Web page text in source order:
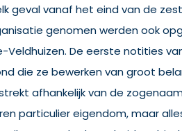
geval vanaf het eind van de
genomen werden ook
Veldhuizen. De eerste notities
die ze bewerken van groot
afhankelijk van de
particulier eigendom, maar